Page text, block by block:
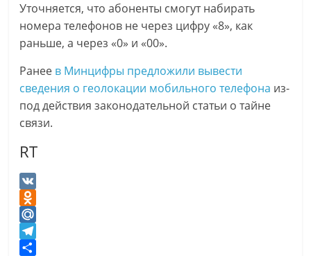
Уточняется, что абоненты смогут набирать
номера телефонов не через цифру «8», как
раньше, а через «0» и «00».
Ранее в Минцифры предложили вывести
сведения о геолокации мобильного телефона из-
под действия законодательной статьи о тайне
связи.
RT
V
K
O
d
n
M
a
T